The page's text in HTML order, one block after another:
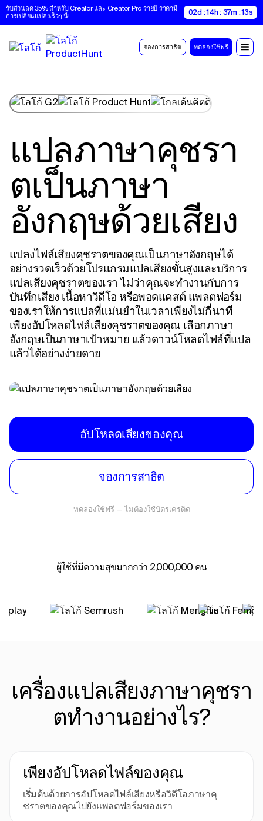
รับส่วนลด 35% สำหรับ Creator และ Creator Pro รายปี ราคามี
การเปลี่ยนแปลงเร็วๆ นี้!
02d : 14h : 37m : 12s
จองการสาธิต ทดลองใช้ฟรี
แปลภาษาคุชรา
ตเป็นภาษา
อังกฤษด้วยเสียง
แปลงไฟล์เสียงคุชราตของคุณเป็นภาษาอังกฤษได้
อย่างรวดเร็วด้วยโปรแกรมแปลเสียงขั้นสูงและบริการ
แปลเสียงคุชราตของเรา ไม่ว่าคุณจะทำงานกับการ
บันทึกเสียง เนื้อหาวิดีโอ หรือพอดแคสต์ แพลตฟอร์ม
ของเราให้การแปลที่แม่นยำในเวลาเพียงไม่กี่นาที
เพียงอัปโหลดไฟล์เสียงคุชราตของคุณ เลือกภาษา
อังกฤษเป็นภาษาเป้าหมาย แล้วดาวน์โหลดไฟล์ที่แปล
แล้วได้อย่างง่ายดาย
อัปโหลดเสียงของคุณ
จองการสาธิต
ทดลองใช้ฟรี — ไม่ต้องใช้บัตรเครดิต
ผู้ใช้ที่มีความสุขมากกว่า 2,000,000 คน
เครื่องแปลเสียงภาษาคุชรา
ตทำงานอย่างไร?
เพียงอัปโหลดไฟล์ของคุณ
เริ่มต้นด้วยการอัปโหลดไฟล์เสียงหรือวิดีโอภาษาคุ
ชราตของคุณไปยังแพลตฟอร์มของเรา